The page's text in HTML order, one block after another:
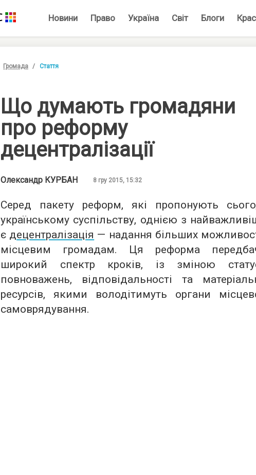
Новини Право Україна Світ Блоги
Громада Стаття
Що думають громадяни
про реформу
децентралізації
Олександр КУРБАН 8 гру 2015, 15:32
Серед пакету реформ, які пропонують
українському суспільству, однією з
є децентралізація — надання більших
місцевим громадам. Ця реформа
широкий спектр кроків, із зміною
повноважень, відповідальності та
ресурсів, якими володітимуть органи
самоврядування.